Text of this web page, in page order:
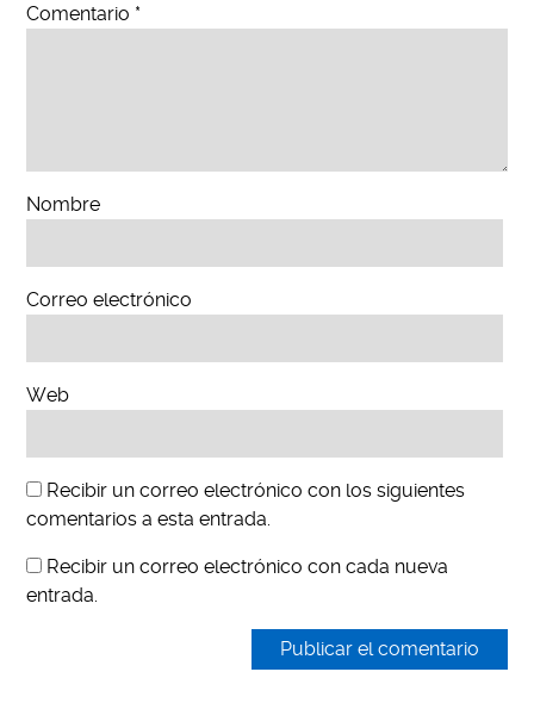
Comentario *
Nombre
Correo electrónico
Web
Recibir un correo electrónico con los siguientes
comentarios a esta entrada.
Recibir un correo electrónico con cada nueva
entrada.